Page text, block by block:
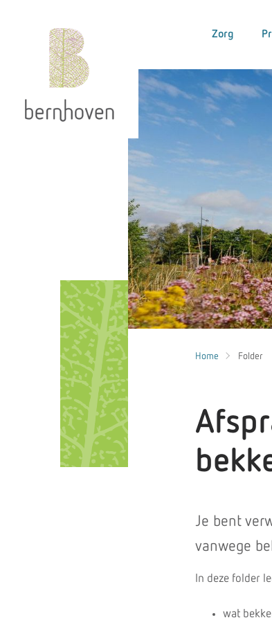
Zorg
Home Folder
Je bent
vanwege
In deze folder
wat